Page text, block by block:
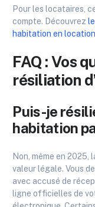
Pour les locataires,
compte. Découvrez
habitation en location
FAQ : Vos
résiliation
Puis-je
habitation
Non, même en 2025,
valeur légale. Vous
avec accusé de
ligne officielles de